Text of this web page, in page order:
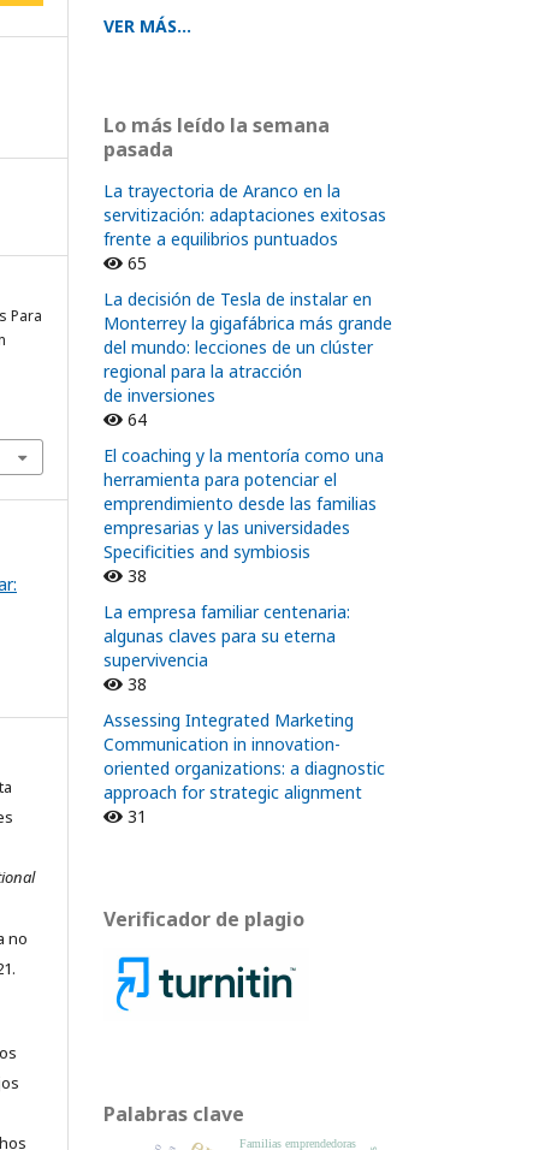
Para
no
VER MÁS...
Lo más leído la semana
pasada
La trayectoria de Aranco en la
servitización: adaptaciones exitosas
frente a equilibrios puntuados
65
La decisión de Tesla de instalar en
Monterrey la gigafábrica más grande
del mundo: lecciones de un clúster
regional para la atracción
de inversiones
64
El coaching y la mentoría como una
herramienta para potenciar el
emprendimiento desde las familias
empresarias y las universidades
Specificities and symbiosis
38
La empresa familiar centenaria:
algunas claves para su eterna
supervivencia
38
Assessing Integrated Marketing
Communication in innovation-
oriented organizations: a diagnostic
approach for strategic alignment
31
Verificador de plagio
Palabras clave
Familias emprendedoras